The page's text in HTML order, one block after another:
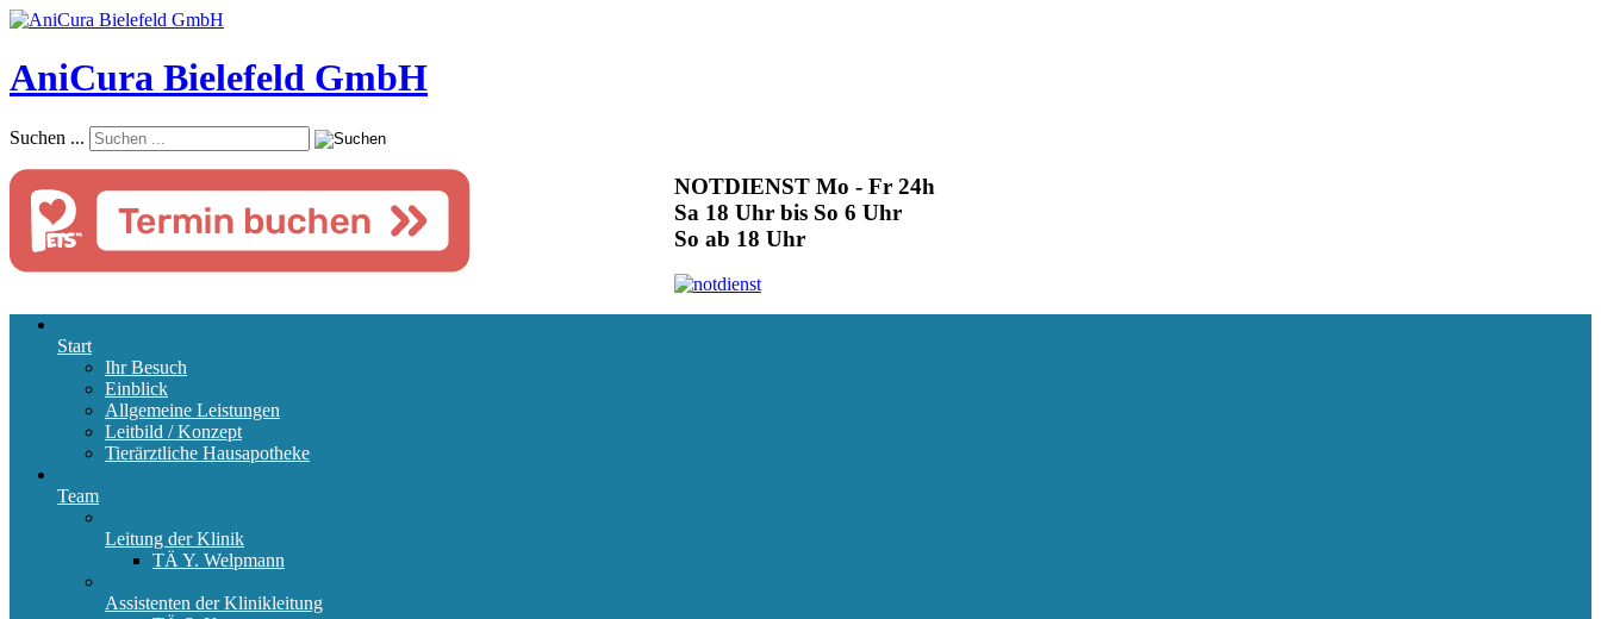
AniCura Bielefeld GmbH
Suchen ...
NOTDIENST Mo - Fr 24h
Sa 18 Uhr bis So 6 Uhr
So ab 18 Uhr
Start
Ihr Besuch
Einblick
Allgemeine Leistungen
Leitbild / Konzept
Tierärztliche Hausapotheke
Team
Leitung der Klinik
TÄ Y. Welpmann
Assistenten der Klinikleitung